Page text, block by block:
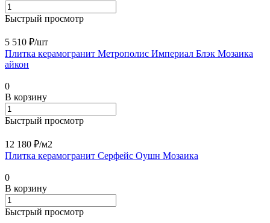
Быстрый просмотр
5 510 ₽/шт
Плитка керамогранит Метрополис Империал Блэк Мозаика
айкон
0
В корзину
Быстрый просмотр
12 180 ₽/м2
Плитка керамогранит Серфейс Оушн Мозаика
0
В корзину
Быстрый просмотр